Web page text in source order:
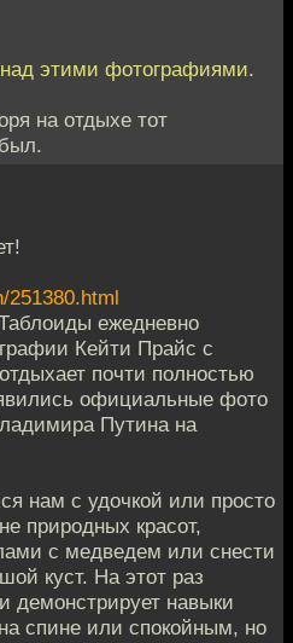
этими фотографиями.
на отдыхе тот
251380.html
ежедневно
Кейти Прайс с
почти полностью
официальные фото
Путина на
нам с удочкой или просто
природных красот,
с медведем или снести
куст. На этот раз
демонстрирует навыки
спине или спокойным, но